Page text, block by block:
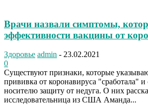
Врачи назвали симптомы,
эффективности вакцины от
Здоровье admin - 23.02.2021
0
Существуют признаки, которые
прививка от коронавируса "сработала" и
носителю защиту от недуга. О них
исследовательница из США Аманда...